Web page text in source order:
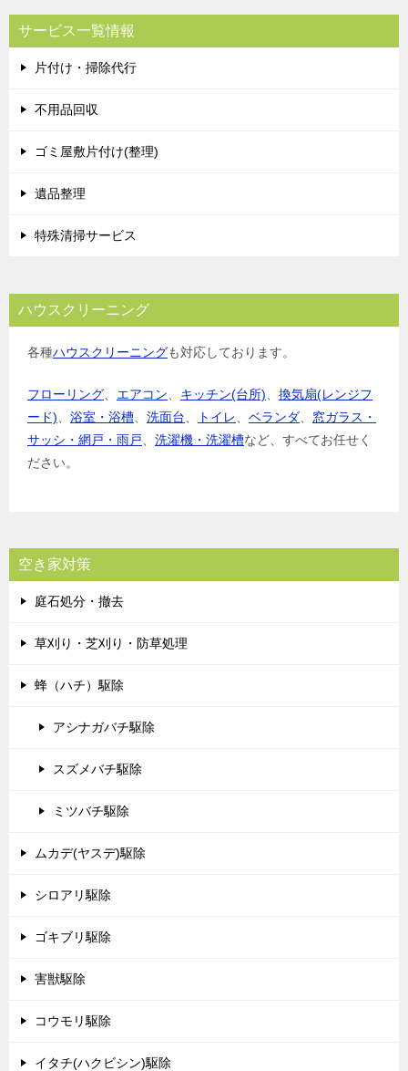
ビ
ゲ
ー
シ
サービス一覧情報
片付け・掃除代行
不用品回収
ゴミ屋敷片付け(整理)
遺品整理
特殊清掃サービス
ハウスクリーニング
各種ハウスクリーニングも対応しております。
フローリング エアコン キッチン(台所)
換気扇(レンジフ
ード)
浴室・浴槽 洗面台 トイレ ベランダ
窓ガラス・
サッシ・網戸・雨戸
洗濯機・洗濯槽など、すべてお任せく
ださい。
空き家対策
庭石処分・撤去
草刈り・芝刈り・防草処理
蜂（ハチ）駆除
アシナガバチ駆除
スズメバチ駆除
ミツバチ駆除
ムカデ(ヤスデ)駆除
シロアリ駆除
ゴキブリ駆除
害獣駆除
コウモリ駆除
イタチ(ハクビシン)駆除